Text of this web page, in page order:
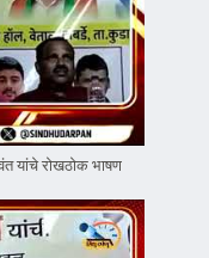
यांचे रोखठोक भाषण